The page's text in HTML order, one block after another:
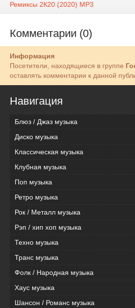
Ремиксы 2К20 (2020) MP3
Комментарии (0)
Информация
Посетители, находящиеся в группе
оставлять комментарии к данной
Навигация
Блюз / Джаз музыка
Диско музыка
Классическая музыка
Клубная музыка
Поп музыка
Ретро музыка
Рок / Металл музыка
Рэп / хип хоп музыка
Техно музыка
Транс музыка
Фолк / Народная музыка
Хаус музыка
Шансон / Романс музыка